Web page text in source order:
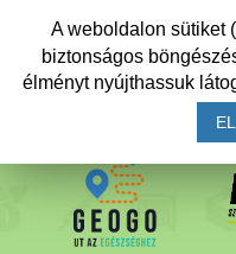
A weboldalon sütiket
biztonságos
élményt nyújthassuk